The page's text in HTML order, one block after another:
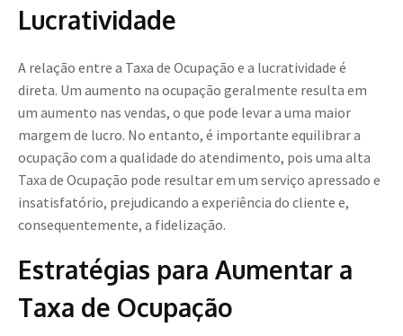
Lucratividade
A relação entre a Taxa de Ocupação e a lucratividade é
direta. Um aumento na ocupação geralmente resulta em
um aumento nas vendas, o que pode levar a uma maior
margem de lucro. No entanto, é importante equilibrar a
ocupação com a qualidade do atendimento, pois uma alta
Taxa de Ocupação pode resultar em um serviço apressado e
insatisfatório, prejudicando a experiência do cliente e,
consequentemente, a fidelização.
Estratégias para Aumentar a
Taxa de Ocupação